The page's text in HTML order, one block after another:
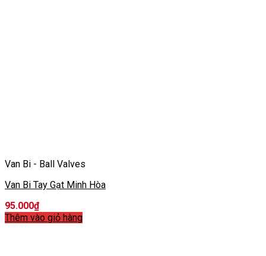
Van Bi - Ball Valves
Van Bi Tay Gạt Minh Hòa
95.000₫
Thêm vào giỏ hàng